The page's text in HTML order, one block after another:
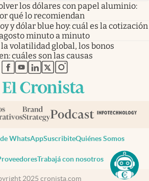
los dólares con papel aluminio:
qué lo recomiendan
y dólar blue hoy: cuál es la cotización
minuto a minuto
la volatilidad global, los bonos
cuáles son las causas
abre en nueva pestaña
abre en nueva pestaña
abre en nueva pestaña
abre en nueva pestaña
abre en nueva pestaña
WhatsAppSuscribiteQuiénes Somos
Trabajá con nosotros
2025 cronista.com